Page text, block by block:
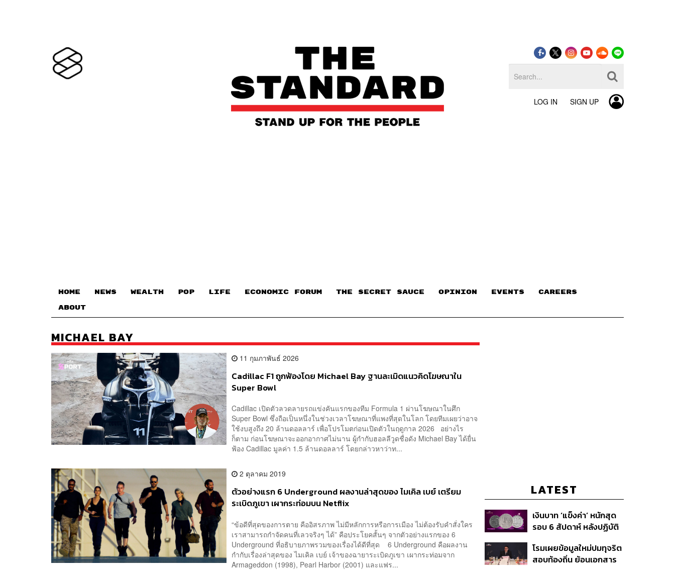
LOG IN SIGN UP
HOME NEWS WEALTH POP LIFE ECONOMIC FORUM THE SECRET SAUCE​ OPINION EVENTS CAREERS
ABOUT
MICHAEL BAY
11 กุมภาพันธ์ 2026
Cadillac F1 ถูกฟ้องโดย Michael Bay ฐานละเมิดแนวคิดโฆษณาใน
Super Bowl
Cadillac เปิดตัวลวดลายรถแข่งคันแรกของทีม Formula 1 ผ่านโฆษณาในศึก
Super Bowl ซึ่งถือเป็นหนึ่งในช่วงเวลาโฆษณาที่แพงที่สุดในโลก โดยทีมเผยว่าอาจ
ใช้งบสูงถึง 20 ล้านดอลลาร์ เพื่อโปรโมตก่อนเปิดตัวในฤดูกาล 2026 อย่างไร
ก็ตาม ก่อนโฆษณาจะออกอากาศไม่นาน ผู้กำกับฮอลลีวูดชื่อดัง Michael Bay ได้ยื่น
ฟ้อง Cadillac มูลค่า 1.5 ล้านดอลลาร์ โดยกล่าวหาว่าท...
2 ตุลาคม 2019
ตัวอย่างแรก 6 Underground ผลงานล่าสุดของ ไมเคิล เบย์ เตรียม
ระเบิดภูเขา เผากระท่อมบน Netflix
“ข้อดีที่สุดของการตาย คืออิสรภาพ ไม่มีหลักการหรือการเมือง ไม่ต้องรับคำสั่งใคร
เราสามารถกำจัดคนที่เลวจริงๆ ได้” คือประโยคสั้นๆ จากตัวอย่างแรกของ 6
Underground ที่อธิบายภาพรวมของเรื่องได้ดีที่สุด 6 Underground คือผลงาน
กำกับเรื่องล่าสุดของ ไมเคิล เบย์ เจ้าของฉายาระเบิดภูเขา เผากระท่อมจาก
Armageddon (1998), Pearl Harbor (2001) และแฟร...
LATEST
เงินบาท ‘แข็งค่า’ หนักสุด
รอบ 6 สัปดาห์ หลังปฏิบัติ
สหรัฐฯ-ญี่ปุ่น Standard
Chartered เปิดเป้าสิ้นปีนี้
โรมเผยข้อมูลใหม่ปมทุจริต
สอบท้องถิ่น ย้อนเอกสาร